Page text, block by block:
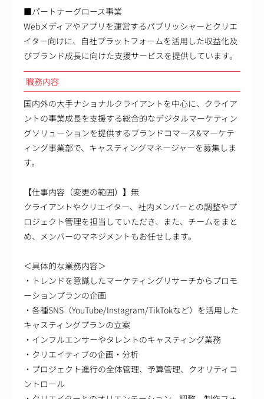
■パートナーグロース事業
Webメディアやアプリを運営するパブリッシャーとクリエ
イター向けに、自社プラットフォームを活用した収益化及
びブランド成長に向けた支援サービスを提供しています。
職務内容
国内外の大手ナショナルクライアントを中心に、クライア
ントの事業成長を支援する総合的なデジタルマーケティン
グソリューションを提供するブランドコマース&マーケテ
ィング事業部で、キャスティングマネージャーを募集しま
す。
【仕事内容（変更の範囲）】無
クライアントやクリエイター、社内メンバーとの調整やプ
ロジェクト管理を担当していただき、また、チームをまと
め、メンバーのマネジメントもお任せします。
＜具体的な業務内容＞
・トレンドを意識したマーケティングリサーチからプロモ
ーションプランの企画
・各種SNS（YouTube/Instagram/TikTokなど）を活用した
キャスティングプランの立案
・インフルエンサーやタレントのキャスティング業務
・クリエイティブの企画・分析
・プロジェクト進行の全体管理、予算管理、クオリティコ
ントロール